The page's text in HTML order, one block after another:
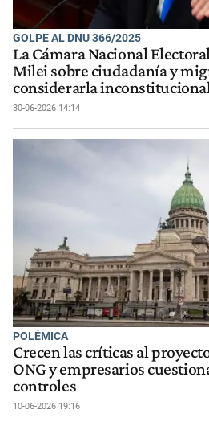
GOLPE AL DNU 366/2025
La Cámara Nacional
Milei sobre ciudadanía y
considerarla
30-06-2026 14:14
POLÉMICA
Crecen las críticas al
ONG y empresarios
controles
10-06-2026 19:16